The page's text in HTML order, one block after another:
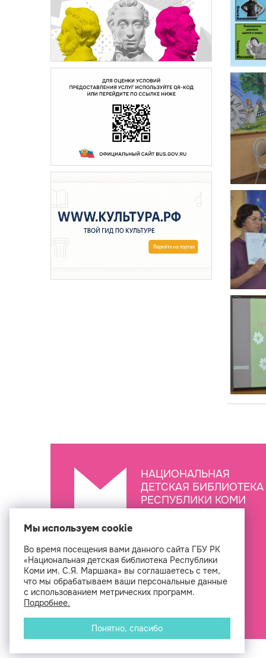
НАЦИОНАЛЬНАЯ
ДЕТСКАЯ БИБЛИОТЕКА
РЕСПУБЛИКИ КОМИ
Мы используем cookie
Во время посещения вами данного сайта ГБУ РК
«Национальная детская библиотека Республики
Коми им. С.Я. Маршака» вы соглашаетесь с тем,
что мы обрабатываем ваши персональные данные
с использованием метрических программ.
Подробнее.
Понятно, спасибо